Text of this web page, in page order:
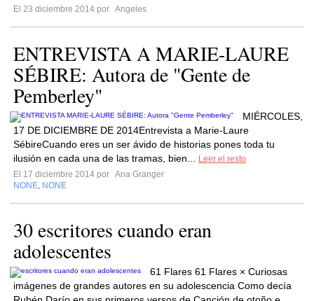
El 23 diciembre 2014 por Angeles
ENTREVISTA A MARIE-LAURE
SÉBIRE: Autora de "Gente de
Pemberley"
MIÉRCOLES,
17 DE DICIEMBRE DE 2014Entrevista a Marie-Laure
SébireCuando eres un ser ávido de historias pones toda tu
ilusión en cada una de las tramas, bien...
Leer el resto
El 17 diciembre 2014 por Ana Granger
NONE NONE
30 escritores cuando eran
adolescentes
61 Flares 61 Flares × Curiosas
imágenes de grandes autores en su adolescencia Como decía